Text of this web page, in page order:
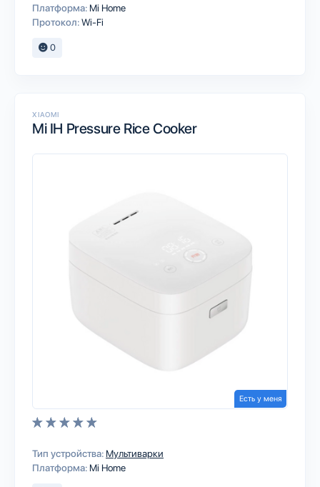
Платформа: Mi Home
Протокол:Wi-Fi
0
XIAOMI
Mi IH Pressure Rice Cooker
Есть у меня
Тип устройства: Мультиварки
Платформа: Mi Home